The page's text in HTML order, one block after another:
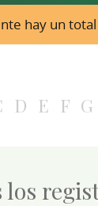
hay un
D E F G